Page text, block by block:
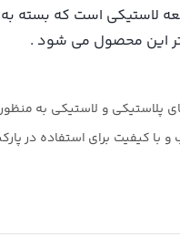
است که بسته
این محصول می شود .
پلاستیکی و لاستیکی به
و با کیفیت برای استفاده در